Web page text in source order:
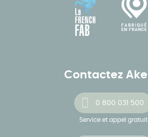
Contactez
0 800 031 500
Service et appel gratuit